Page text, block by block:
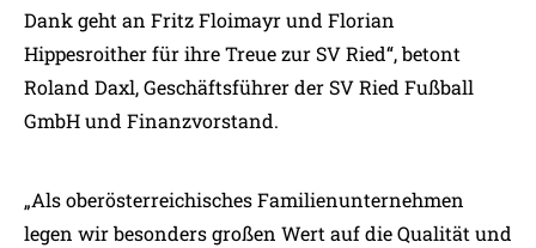
Dank geht an Fritz Floimayr und Florian
Hippesroither für ihre Treue zur SV Ried“, betont
Roland Daxl, Geschäftsführer der SV Ried Fußball
GmbH und Finanzvorstand.
„Als oberösterreichisches Familienunternehmen
legen wir besonders großen Wert auf die Qualität und